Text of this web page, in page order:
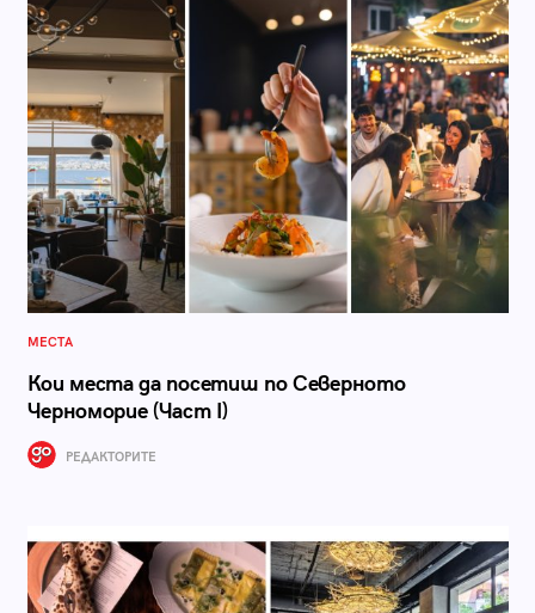
МЕСТА
Кои места да посетиш по Северното
Черноморие (Част I)
РЕДАКТОРИТЕ